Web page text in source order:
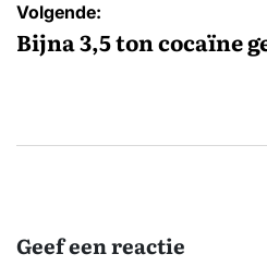
Volgende:
Bijna 3,5 ton cocaïne
Geef een reactie